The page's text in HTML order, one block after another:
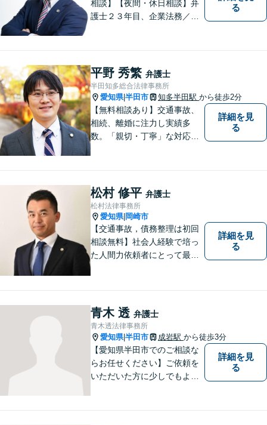
相談】【夜間・休日相談】弁
護士２３年目、企業法務／交
護士が、事業経営を強力サポ
ートいたします！【ネット予
約可】【駐車場あり】【見積
無料】
る
平野 秀繁 弁護士
半田知多総合法律事務所
愛知県|半田市 知多半田駅 から徒歩2分
【無料相談あり】交通事故、
相続、離婚に注力し実績多
数。「親切・丁寧」な対応
詳細を見
る
松村 修平 弁護士
松村法律事務所
愛知県| 岡崎市
【交通事故，債務整理は初回
相談無料】社会人経験で培っ
た人間力依頼者にとって最大
を追求する弁護士です。
詳細を見
る
青木 透 弁護士
青木透法律事務所
愛知県|半田市 成岩駅 から徒歩3分
【愛知県半田市でのご相談な
らお任せください】ご依頼を
いただいた方に少しでもよい
詳細を見
る